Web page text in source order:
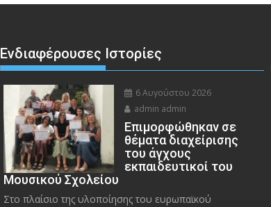
Ενδιαφέρουσες Ιστορίες
6 Αυγούστου 2026
admin admin
Eπιμορφώθηκαν σε
θέματα διαχείρισης
του άγχους
εκπαιδευτικοί του
Μουσικού Σχολείου
Στο πλαίσιο της υλοποίησης του ευρωπαϊκού